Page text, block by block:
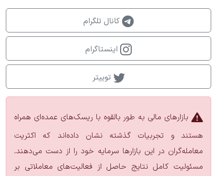
کانال تلگرام
اینستاگرام
توییتر
بازارهای مالی به طور بالقوه با ریسک‌های عمده‌ای همراه
هستند و تجربیات گذشته نشان داده‌اند که اکثریت
معامله‌گران در این بازارها سرمایه خود را از دست می‌دهند.
مسئولیت کامل نتایج حاصل از فعالیت‌های معاملاتی بر